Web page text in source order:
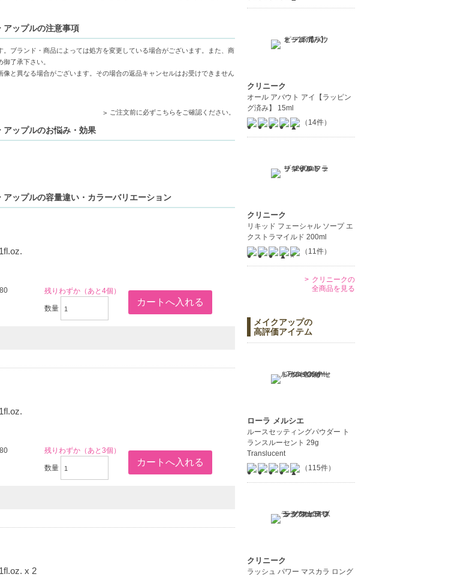
アップルの注意事項
ブランド・商品によっては処方を変更している場合がございます。また、商
了承下さい。
と異なる場合がございます。その場合の返品キャンセルはお受けできません
ご注文前に必ずこちらをご確認ください。
ップルのお悩み・効果
ップルの容量違い・カラーバリエーション
残りわずか（あと4個）
数量
残りわずか（あと3個）
数量
x 2
クリニーク
オール アバウト アイ【ラッピン
グ済み】 15ml
（14件）
クリニーク
リキッド フェーシャル ソープ エ
クストラマイルド 200ml
（11件）
クリニークの
全商品を見る
メイクアップの
高評価アイテム
ローラ メルシエ
ルースセッティングパウダー ト
ランスルーセント 29g
Translucent
（115件）
クリニーク
ラッシュ パワー マスカラ ロング